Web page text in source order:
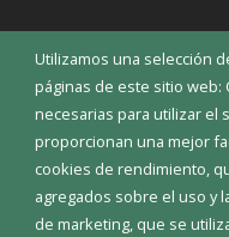
Utilizamos una selección
páginas de este sitio
necesarias para utilizar el
proporcionan una mejor
cookies de rendimiento,
agregados sobre el uso y
de marketing, que se